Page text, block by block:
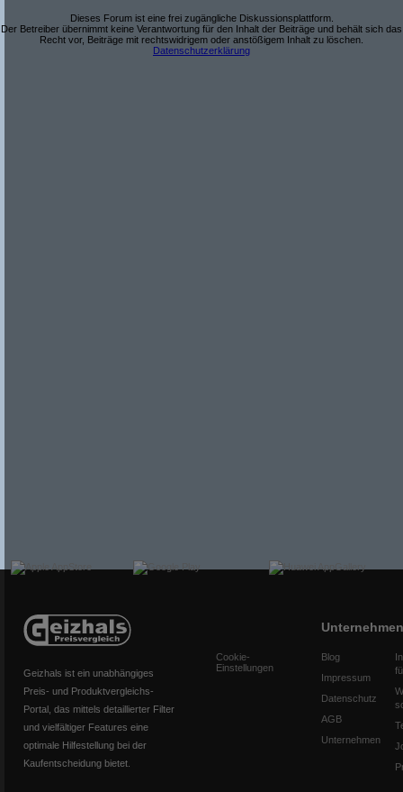
Dieses Forum ist eine frei zugängliche Diskussionsplattform.
Der Betreiber übernimmt keine Verantwortung für den Inhalt der Beiträge und behält sich das
Recht vor, Beiträge mit rechtswidrigem oder anstößigem Inhalt zu löschen.
Datenschutzerklärung
Geizhals ist ein unabhängiges
Preis- und Produktvergleichs-
Portal, das mittels detaillierter Filter
und vielfältiger Features eine
optimale Hilfestellung bei der
Kaufentscheidung bietet.
Cookie-
Einstellungen
Unternehmen
Blog
Impressum
Datenschutz
AGB
Unternehmen